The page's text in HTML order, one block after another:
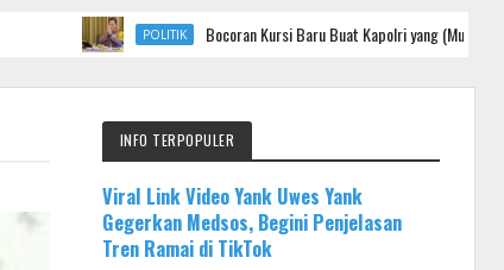
POLITIK Bocoran Kursi Baru Buat Kapolri yang (Mungkin) Dicopot: BIN
INFO TERPOPULER
Viral Link Video Yank Uwes Yank
Gegerkan Medsos, Begini Penjelasan
Tren Ramai di TikTok